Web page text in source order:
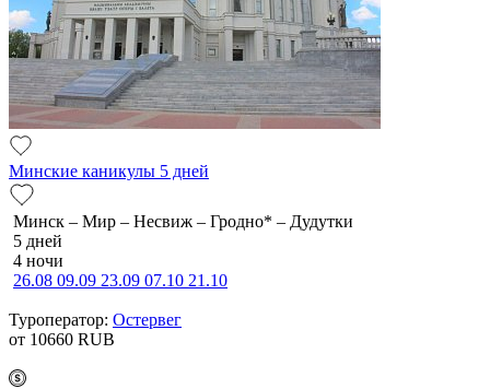
Минские каникулы 5 дней
Минск – Мир – Несвиж – Гродно* – Дудутки
5 дней
4 ночи
26.08 09.09 23.09 07.10 21.10
Туроператор: Остервег
от 10660 RUB